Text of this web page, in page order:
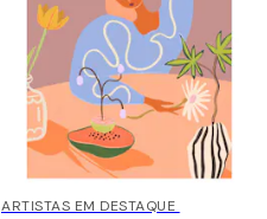
40%*
ARTISTAS EM DESTAQUE